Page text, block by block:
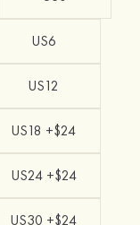
US6
US12
US18 +$24
US24 +$24
US30 +$24